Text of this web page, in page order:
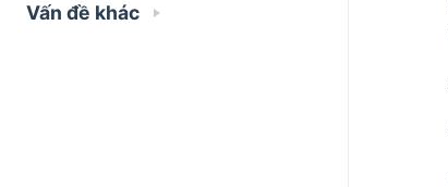
Vấn đề khác